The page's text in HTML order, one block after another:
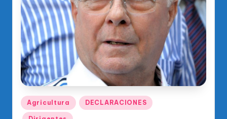
di
c
o
O
fi
ci
Publicado
en
Agricultura DECLARACIONES